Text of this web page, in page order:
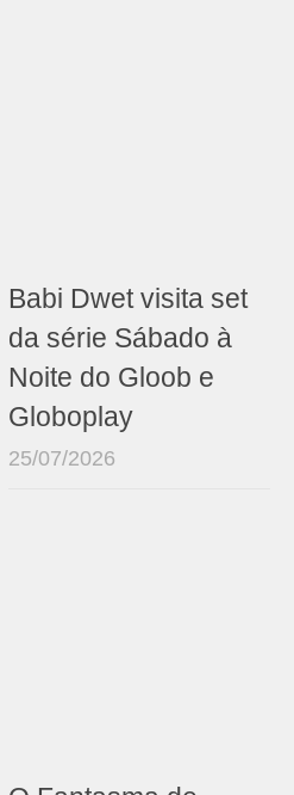
Babi Dwet visita set
da série Sábado à
Noite do Gloob e
Globoplay
25/07/2026